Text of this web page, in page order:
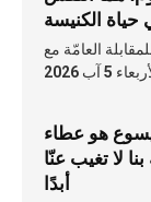
حياة الكنيسة
العامّة مع
آب 2026
هو عطاء
لا تغيب عنّا
أبدًا